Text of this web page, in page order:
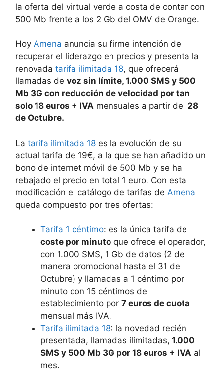
la oferta del virtual verde a costa de contar con
500 Mb frente a los 2 Gb del OMV de Orange.
Hoy Amena anuncia su firme intención de
recuperar el liderazgo en precios y presenta la
renovada tarifa ilimitada 18, que ofrecerá
llamadas de voz sin límite, 1.000 SMS y 500
Mb 3G con reducción de velocidad por tan
solo 18 euros + IVA mensuales a partir del 28
de Octubre.
La tarifa ilimitada 18 es la evolución de su
actual tarifa de 19€, a la que se han añadido un
bono de internet móvil de 500 Mb y se ha
rebajado el precio en total 1 euro. Con esta
modificación el catálogo de tarifas de Amena
queda compuesto por tres ofertas:
Tarifa 1 céntimo: es la única tarifa de
coste por minuto que ofrece el operador,
con 1.000 SMS, 1 Gb de datos (2 de
manera promocional hasta el 31 de
Octubre) y llamadas a 1 céntimo por
minuto con 15 céntimos de
establecimiento por 7 euros de cuota
mensual más IVA.
Tarifa ilimitada 18: la novedad recién
presentada, llamadas ilimitadas, 1.000
SMS y 500 Mb 3G por 18 euros + IVA al
mes.